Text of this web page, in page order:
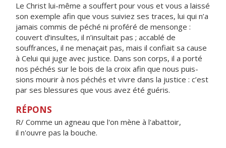
Le Christ lui-même a souffert pour vous et vous a laissé
son exemple afin que vous suiviez ses traces, lui qui n’a
jamais commis de péché ni proféré de mensonge :
couvert d’insultes, il n’insultait pas ; accablé de
souffrances, il ne menaçait pas, mais il confiait sa cause
à Celui qui juge avec justice. Dans son corps, il a porté
nos péchés sur le bois de la croix afin que nous puis­
sions mourir à nos péchés et vivre dans la justice : c’est
par ses blessures que vous avez été guéris.
RÉPONS
R/ Comme un agneau que l'on mène à l'abattoir,
il n'ouvre pas la bouche.